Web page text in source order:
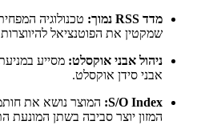
מדד RSS נמוך:
טכנולוגיה
שמקטין את הפוטנציאל
ניהול אבני אוקסלט: מסייע
אבני סידן אוקסלט.
S/O Index:
המזון יוצר סביבה בשתן המונעת